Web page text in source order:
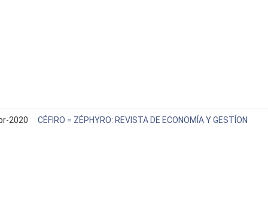
2020 CÉFIRO = ZÉPHYRO: REVISTA DE ECONOMÍA Y GESTÍON